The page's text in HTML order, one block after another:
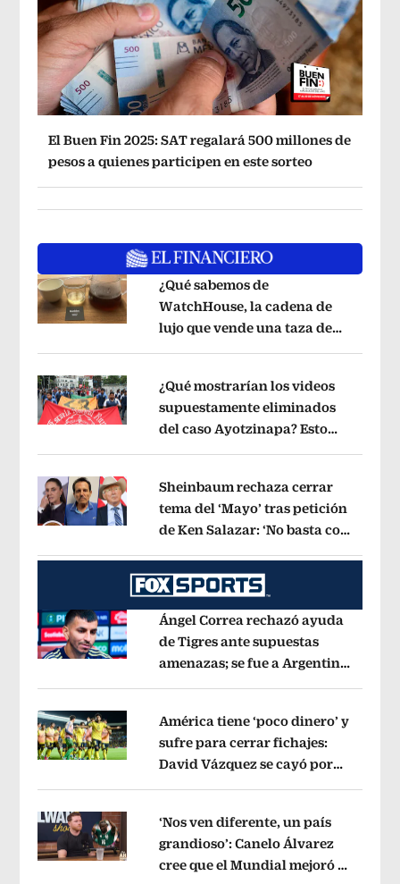
El Buen Fin 2025: SAT regalará 500 millones de
pesos a quienes participen en este sorteo
Opens in new window
¿Qué sabemos de
WatchHouse, la cadena de
lujo que vende una taza de
Opens in new window
¿Qué mostrarían los videos
supuestamente eliminados
del caso Ayotzinapa? Esto
Opens in new window
Sheinbaum rechaza cerrar
tema del ‘Mayo’ tras petición
de Ken Salazar: ‘No basta con
Opens in new window
Ángel Correa rechazó ayuda
de Tigres ante supuestas
amenazas; se fue a Argentina
Opens in new window
América tiene ‘poco dinero’ y
sufre para cerrar fichajes:
David Vázquez se cayó por
Opens in new window
‘Nos ven diferente, un país
grandioso’: Canelo Álvarez
cree que el Mundial mejoró la